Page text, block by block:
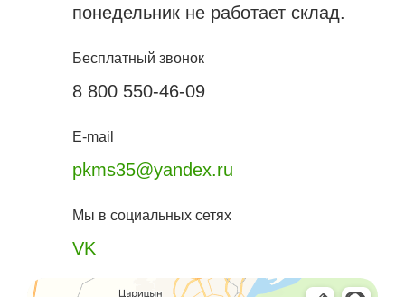
понедельник не работает склад.
Бесплатный звонок
8 800 550-46-09
E-mail
pkms35@yandex.ru
Мы в социальных сетях
VK